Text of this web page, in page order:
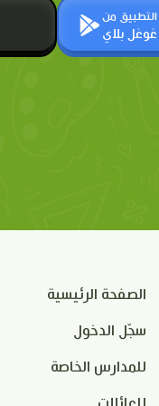
من
غوغل بلاي
الصفحة الرئيسية
سجّل الدخول
للمدارس الخاصة